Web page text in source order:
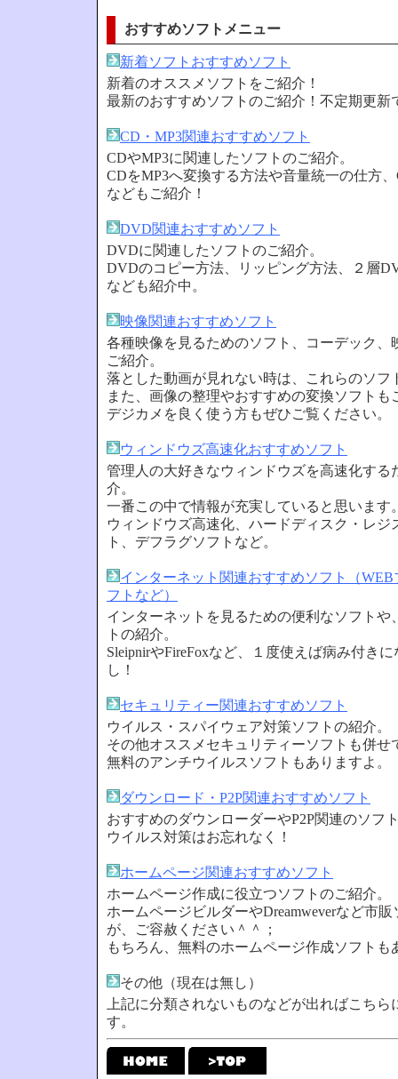
おすすめソフトメニュー
新着ソフトおすすめソフト
新着のオススメソフトをご紹介！
最新のおすすめソフトのご紹介！不定期更新
CD・MP3関連おすすめソフト
CDやMP3に関連したソフトのご紹介。
CDをMP3へ変換する方法や音量統一の仕方
などもご紹介！
DVD関連おすすめソフト
DVDに関連したソフトのご紹介。
DVDのコピー方法、リッピング方法、２層
なども紹介中。
映像関連おすすめソフト
各種映像を見るためのソフト、コーデック、
ご紹介。
落とした動画が見れない時は、これらのソフ
また、画像の整理やおすすめの変換ソフトも
デジカメを良く使う方もぜひご覧ください。
ウィンドウズ高速化おすすめソフト
管理人の大好きなウィンドウズを高速化する
介。
一番この中で情報が充実していると思います
ウィンドウズ高速化、ハードディスク・レジ
ト、デフラグソフトなど。
インターネット関連おすすめソフト（
フトなど）
インターネットを見るための便利なソフトや
トの紹介。
SleipnirやFireFoxなど、１度使えば病み付き
し！
セキュリティー関連おすすめソフト
ウイルス・スパイウェア対策ソフトの紹介。
その他オススメセキュリティーソフトも併せ
無料のアンチウイルスソフトもありますよ。
ダウンロード・P2P関連おすすめソフト
おすすめのダウンローダーやP2P関連のソフ
ウイルス対策はお忘れなく！
ホームページ関連おすすめソフト
ホームページ作成に役立つソフトのご紹介。
ホームページビルダーやDreamweverなど市
が、ご容赦ください＾＾；
もちろん、無料のホームページ作成ソフトも
その他（現在は無し）
上記に分類されないものなどが出ればこち
す。